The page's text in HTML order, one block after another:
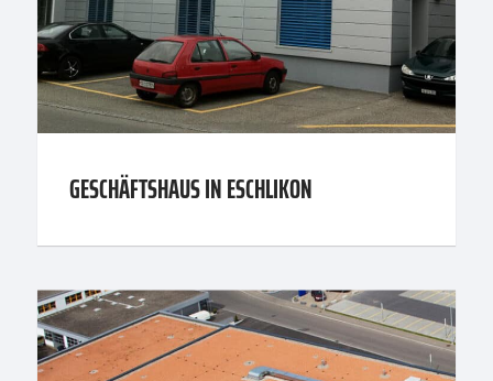
GESCHÄFTSHAUS IN ESCHLIKON